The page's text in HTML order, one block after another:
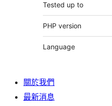
Tested up to
PHP version
Language
關於我們
最新消息